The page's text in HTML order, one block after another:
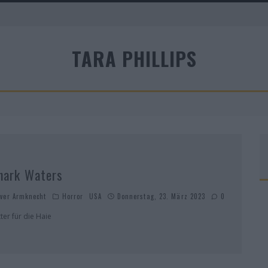
TARA PHILLIPS
Waters
Armknecht Horror USA Donnerstag, 23. März 2023 0
für die Haie